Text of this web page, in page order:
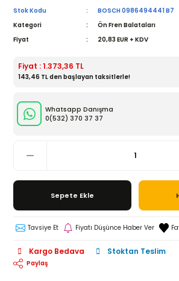
Stok Kodu
BOSCH 0986494441 B7
Kategori
Ön Fren Balataları
Fiyat
20,83 EUR + KDV
Fiyat : 1.373,36 TL
143,46 TL den başlayan taksitlerle!
Whatsapp Danışma
0(532) 370 37 37
Sepete Ekle
Tavsiye Et Fiyatı Düşünce Haber Ver
Kargo Bedava Stoktan Teslim
Paylaş